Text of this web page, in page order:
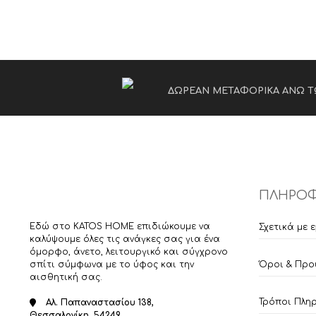
ΔΩΡΕΑΝ ΜΕΤΑΦΟΡΙΚΑ ΑΝΩ
Εδώ στο KATOS HOME επιδιώκουμε να
καλύψουμε όλες τις ανάγκες σας για ένα
όμορφο, άνετο, λειτουργικό και σύγχρονο
σπίτι σύμφωνα με το ύφος και την
αισθητική σας.
Αλ. Παπαναστασίου 138,
Σχετικά με
Όροι &
Τρόποι